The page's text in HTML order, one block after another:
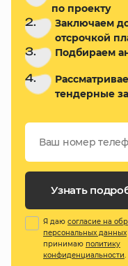
по проекту
2.
Заключаем
отсрочкой
3. Подбираем
4.
тендерные
Узнать
Я даю согласие на
персональных данных
принимаю политику
конфиденциальности